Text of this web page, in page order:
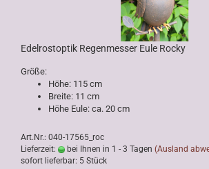
Edelrostoptik Regenmesser Eule Rocky
Größe:
Höhe: 115 cm
Breite: 11 cm
Höhe Eule: ca. 20 cm
Art.Nr.: 040-17565_roc
Lieferzeit:
bei Ihnen in 1 - 3 Tagen (Ausland
sofort lieferbar: 5 Stück